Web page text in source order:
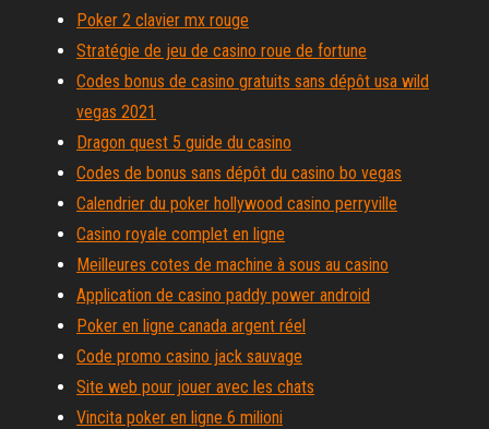
Poker 2 clavier mx rouge
Stratégie de jeu de casino roue de fortune
Codes bonus de casino gratuits sans dépôt usa wild
vegas 2021
Dragon quest 5 guide du casino
Codes de bonus sans dépôt du casino bo vegas
Calendrier du poker hollywood casino perryville
Casino royale complet en ligne
Meilleures cotes de machine à sous au casino
Application de casino paddy power android
Poker en ligne canada argent réel
Code promo casino jack sauvage
Site web pour jouer avec les chats
Vincita poker en ligne 6 milioni